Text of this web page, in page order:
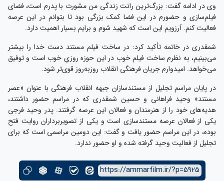
وی در ادامه گفت: بزرگ‌ترین رانت زندگی من مشورت با پدرم است، فضای
فیلم‌سازی و حضورم در این فضا کمک بزرگی بود تا بتوانم در این عرصه
فعالیت کنم. آرزویم این است که شهید شوم و برایم بسیار اهمیت دارد.
شمقدری در خاتمه تأکید کرد: در ساخت فیلم مستند دست خدا را بیشتر
می‌بینیم، به نظرم ساخت فیلم خوب در این حوزه روزیِ خوب است و توفیق
می‌خواهد. امیدوارم جریان فرهنگی انقلاب روزبه‌روز قوی‌تر شود.
در پایان مراسم تجلیل از مستندسازان جبهه انقلاب فرهنگی با عنوان «عصر
مستند» وحید فراهانی و حسین شمقدری که در مراسم حضور داشتند،
هدیه‌های خود را از هنرمندان و فعالان این عرصه گرفتند. پدر وحید فرجی
یکی از فعالان عرصه مستندسازی است و یکی از تصویربرداران روایت فتح
بوده، در این مراسم حضور یافت و گفت: این دومین مراسمی است که برای
تجلیل از فعالیت وحید گرفته شده و او حضور ندارد.
https://ammarfilm.ir/?p=5925